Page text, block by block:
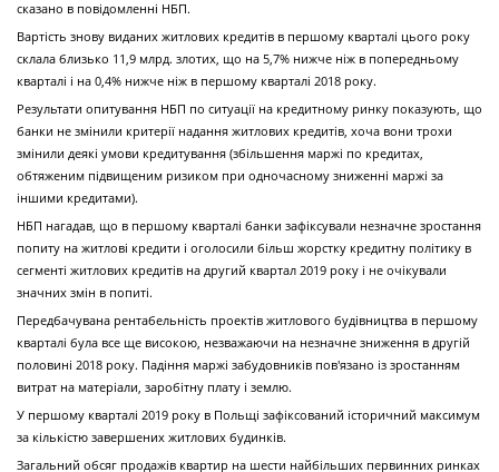
сказано в повідомленні НБП.
Вартість знову виданих житлових кредитів в першому кварталі цього року
склала близько 11,9 млрд. злотих, що на 5,7% нижче ніж в попередньому
кварталі і на 0,4% нижче ніж в першому кварталі 2018 року.
Результати опитування НБП по ситуації на кредитному ринку показують, що
банки не змінили критерії надання житлових кредитів, хоча вони трохи
змінили деякі умови кредитування (збільшення маржі по кредитах,
обтяженим підвищеним ризиком при одночасному зниженні маржі за
іншими кредитами).
НБП нагадав, що в першому кварталі банки зафіксували незначне зростання
попиту на житлові кредити і оголосили більш жорстку кредитну політику в
сегменті житлових кредитів на другий квартал 2019 року і не очікували
значних змін в попиті.
Передбачувана рентабельність проектів житлового будівництва в першому
кварталі була все ще високою, незважаючи на незначне зниження в другій
половині 2018 року. Падіння маржі забудовників пов'язано із зростанням
витрат на матеріали, заробітну плату і землю.
У першому кварталі 2019 року в Польщі зафіксований історичний максимум
за кількістю завершених житлових будинків.
Загальний обсяг продажів квартир на шести найбільших первинних ринках